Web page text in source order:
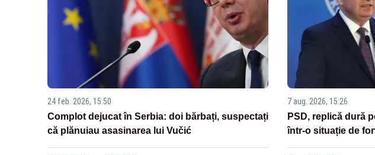
24 feb. 2026, 15:50
Complot dejucat în Serbia: doi bărbați, suspectați
că plănuiau asasinarea lui Vučić
7 aug. 2026, 15:26
PSD, replică dură
într-o situație de